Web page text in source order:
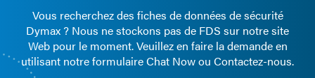
Vous recherchez des fiches de données de sécurité
Dymax ? Nous ne stockons pas de FDS sur notre site
Web pour le moment. Veuillez en faire la demande en
utilisant notre formulaire Chat Now ou Contactez-nous.